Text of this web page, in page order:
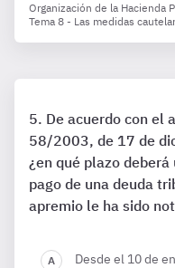
Organización de la Hacienda
Tema 8 - Las medidas
De acuerdo con el
58/2003, de 17 de
¿en qué plazo
pago de una deuda
apremio le ha sido
Desde el 10 de